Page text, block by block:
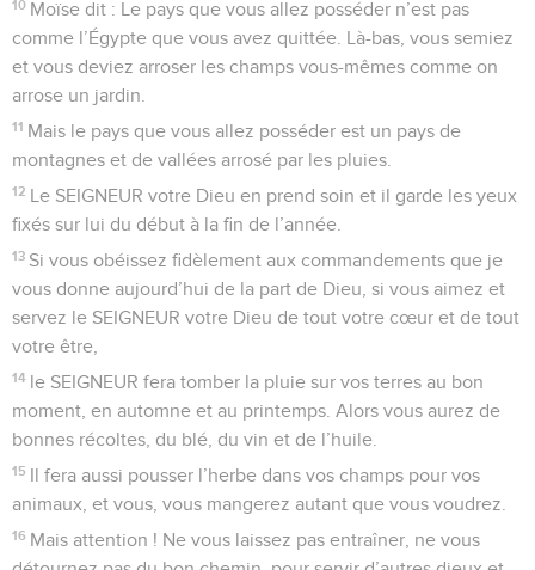
10 Moïse dit : Le pays que vous allez posséder n’est pas
comme l’Égypte que vous avez quittée. Là-bas, vous semiez
et vous deviez arroser les champs vous-mêmes comme on
arrose un jardin.
11 Mais le pays que vous allez posséder est un pays de
montagnes et de vallées arrosé par les pluies.
12 Le SEIGNEUR votre Dieu en prend soin et il garde les yeux
fixés sur lui du début à la fin de l’année.
13 Si vous obéissez fidèlement aux commandements que je
vous donne aujourd’hui de la part de Dieu, si vous aimez et
servez le SEIGNEUR votre Dieu de tout votre cœur et de tout
votre être,
14 le SEIGNEUR fera tomber la pluie sur vos terres au bon
moment, en automne et au printemps. Alors vous aurez de
bonnes récoltes, du blé, du vin et de l’huile.
15 Il fera aussi pousser l’herbe dans vos champs pour vos
animaux, et vous, vous mangerez autant que vous voudrez.
16 Mais attention ! Ne vous laissez pas entraîner, ne vous